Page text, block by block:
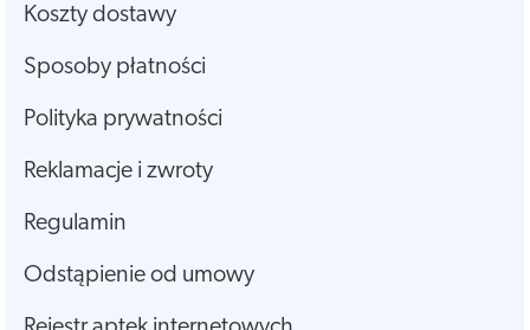
Koszty dostawy
Sposoby płatności
Polityka prywatności
Reklamacje i zwroty
Regulamin
Odstąpienie od umowy